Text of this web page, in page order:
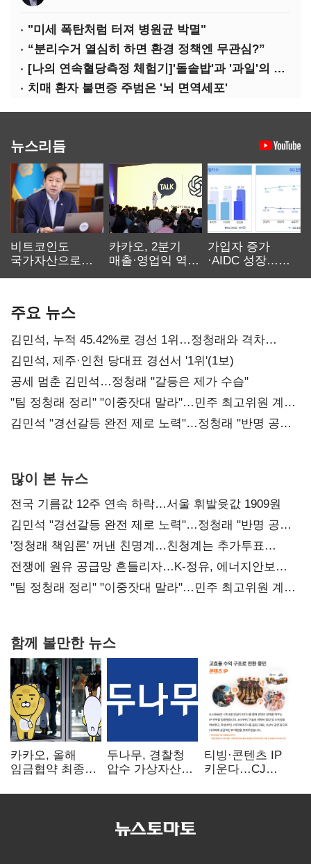
"미세 폭탄처럼 터져 병원균 박멸"
“분리수거 열심히 하면 환경 정책엔 무관심?”
[나의 연속혈당측정 체험기]'돌솥밥'과 '과일'의 놀라운 배신
치매 환자 불면증 주범은 '뇌 면역세포'
뉴스리듬
비트코인도
국가자산으로…'
카카오, 2분기
매출·영업익 역대
가입자 증가
·AIDC 성장…
주요 뉴스
김민석, 누적 45.42%로 경선 1위…정청래와 격차
0.86%p(2보)
김민석, 제주·인천 당대표 경선서 '1위'(1보)
공세 멈춘 김민석…정청래 "갈등은 제가 수습"
"팀 정청래 정리" "이중잣대 말라"…민주 최고위원 계파
다툼 격화
김민석 "경선갈등 완전 제로 노력"…정청래 "반명 공세
많이 본 뉴스
전국 기름값 12주 연속 하락…서울 휘발윳값 1909원
김민석 "경선갈등 완전 제로 노력"…정청래 "반명 공세
사과부터"
'정청래 책임론' 꺼낸 친명계…친청계는 추가투표
때리기
전쟁에 원유 공급망 흔들리자…K-정유, 에너지안보
핵심으로 재부상
"팀 정청래 정리" "이중잣대 말라"…민주 최고위원 계파
함께 볼만한 뉴스
카카오, 올해
임금협약 최종
인상·격려금
두나무, 경찰청
압수 가상자산
커스터디 사업
티빙·콘텐츠 IP
키운다…CJ
글로벌 확장 가속